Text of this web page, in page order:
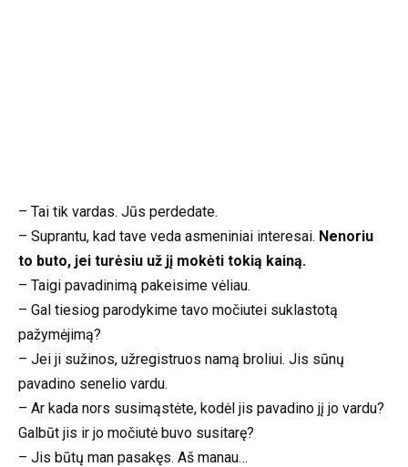
– Tai tik vardas. Jūs perdedate.
– Suprantu, kad tave veda asmeniniai interesai. Nenoriu
to buto, jei turėsiu už jį mokėti tokią kainą.
– Taigi pavadinimą pakeisime vėliau.
– Gal tiesiog parodykime tavo močiutei suklastotą
pažymėjimą?
– Jei ji sužinos, užregistruos namą broliui. Jis sūnų
pavadino senelio vardu.
– Ar kada nors susimąstėte, kodėl jis pavadino jį jo vardu?
Galbūt jis ir jo močiutė buvo susitarę?
– Jis būtų man pasakęs. Aš manau…